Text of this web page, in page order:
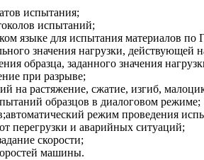
испытания;
испытаний;
языке для испытания материалов
значения нагрузки,
образца, заданного значения
при разрыве;
на растяжение, сжатие, изгиб,
образцов в диалоговом режиме;
режим проведения
перегрузки и аварийных ситуаций;
скорости;
машины.